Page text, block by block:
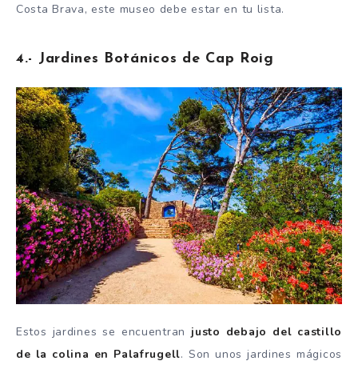
Costa Brava, este museo debe estar en tu lista.
4.- Jardines Botánicos de Cap Roig
Estos jardines se encuentran justo debajo del castillo
de la colina en Palafrugell. Son unos jardines mágicos